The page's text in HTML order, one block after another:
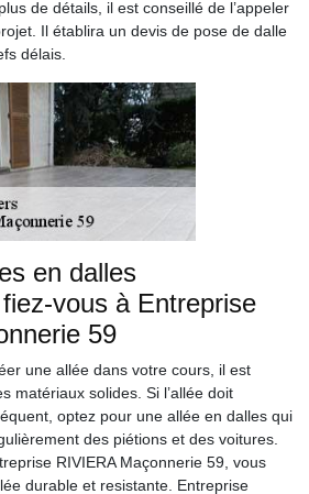
de détails, il est conseillé de l’appeler
Il établira un devis de pose de dalle
délais.
en dalles
vous à Entreprise
59
une allée dans votre cours, il est
matériaux solides. Si l’allée doit
optez pour une allée en dalles qui
des piétions et des voitures.
RIVIERA Maçonnerie 59, vous
durable et resistante. Entreprise